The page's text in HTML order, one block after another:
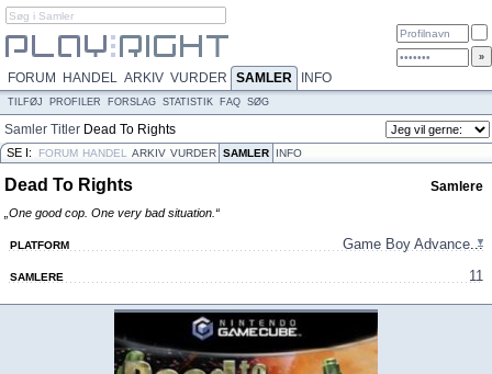
FORUM HANDEL ARKIV VURDER SAMLER INFO
TILFØJ PROFILER FORSLAG STATISTIK FAQ SØG
Samler Titler Dead To Rights
SE I: FORUM HANDEL ARKIV VURDER SAMLER INFO
Dead To Rights Samlere
„One good cop. One very bad situation.“
PLATFORM Game Boy Advance...
SAMLERE 11